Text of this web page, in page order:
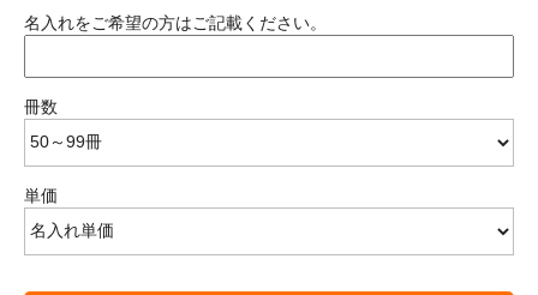
名入れをご希望の方はご記載ください。
冊数
単価